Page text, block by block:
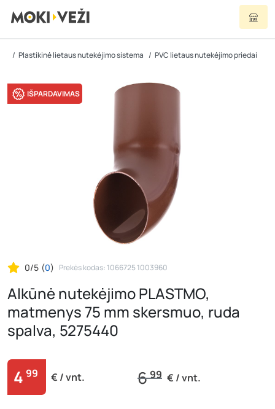
Plastikinė lietaus nutekėjimo sistema PVC lietaus nutekėjimo priedai
IŠPARDAVIMAS
0/5 (0) Prekės kodas: 1066725 1003960
Alkūnė nutekėjimo PLASTMO,
matmenys 75 mm skersmuo, ruda
spalva, 5275440
4 99 € / vnt. 699 € / vnt.